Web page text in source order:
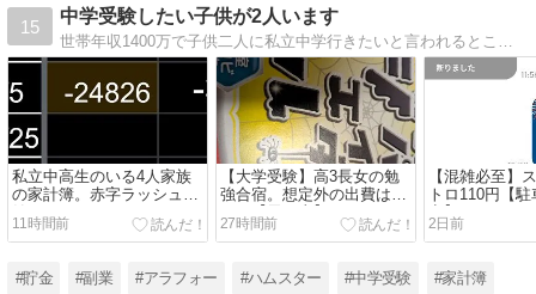
15
中学受験したい子供が2人います
私立中高生のいる4人家族
の家計簿。赤字ラッシュの
始まりです
11時間前
【大学受験】高3長女の勉
強合宿。想定外の出費は続
く…【天王山】
27時間前
【混雑必至】
トロ110円【
意】
2日前
#貯金 #副業 #アラフォー #ハムスター #中学受験 #家計簿